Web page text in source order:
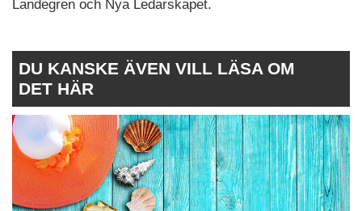
Landegren och Nya Ledarskapet.
DU KANSKE ÄVEN VILL LÄSA OM
DET HÄR